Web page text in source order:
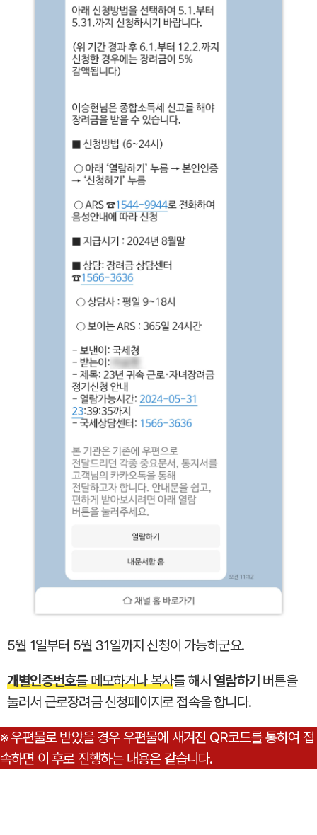
5월 1일부터 5월 31일까지 신청이 가능하군요.
개별인증번호를 메모하거나 복사를 해서열람하기 버튼을
눌러서 근로장려금 신청페이지로 접속을 합니다.
※ 우편물로 받았을 경우 우편물에 새겨진 QR코드를 통하여 접
속하면 이 후로 진행하는 내용은 같습니다.